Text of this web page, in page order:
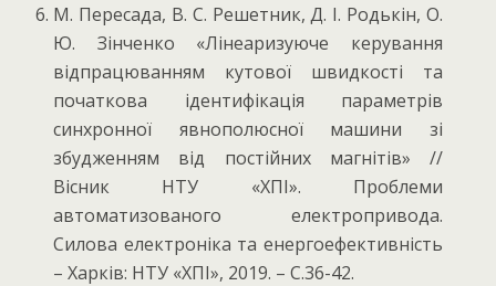
М. Пересада, В. С. Решетник, Д. І. Родькін, О.
Ю. Зінченко «Лінеаризуюче керування
відпрацюванням кутової швидкості та
початкова ідентифікація параметрів
синхронної явнополюсної машини зі
збудженням від постійних магнітів» //
Вісник НТУ «ХПІ». Проблеми
автоматизованого електропривода.
Силова електроніка та енергоефективність
– Харків: НТУ «ХПІ», 2019. – С.36-42.